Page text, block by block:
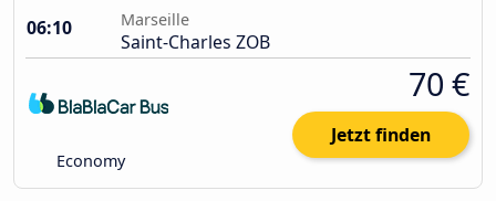
06:10
Marseille
Saint-Charles ZOB
Economy
70 €
Jetzt finden